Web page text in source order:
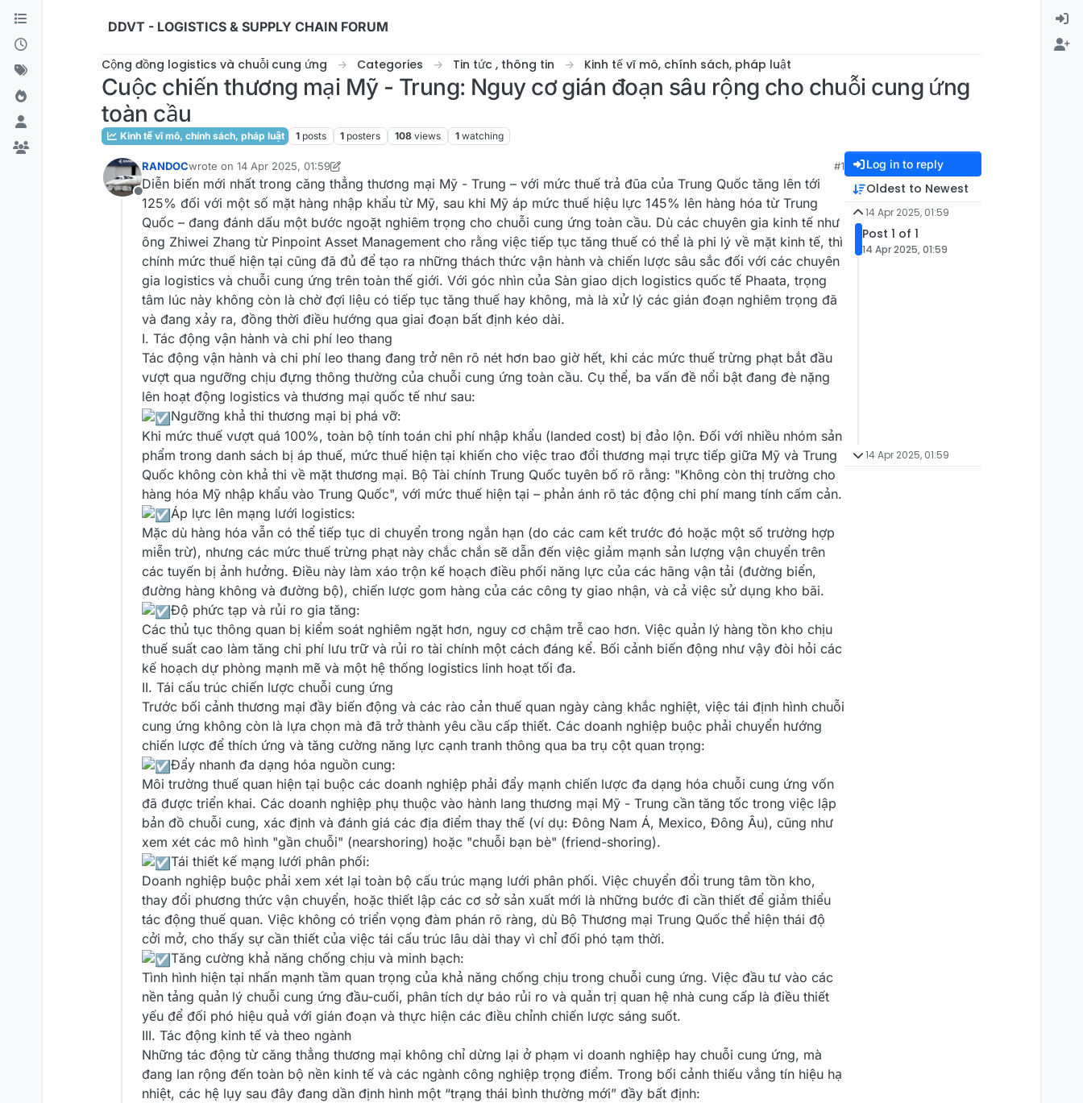
Skip to content
DDVT - LOGISTICS & SUPPLY CHAIN FORUM
Cộng đồng logistics và chuỗi cung ứng Categories Tin tức , thông tin Kinh tế vĩ mô, chính sách, pháp luật
Cuộc chiến thương mại Mỹ - Trung: Nguy cơ gián đoạn sâu rộng cho chuỗi cung ứng
toàn cầu
Kinh tế vĩ mô, chính sách, pháp luật 1 posts 1 posters 108 views 1 watching
Offline
RANDOCwrote on 14 Apr 2025, 01:59
last edited by RANDOC
#1
Diễn biến mới nhất trong căng thẳng thương mại Mỹ - Trung – với mức thuế trả đũa của Trung Quốc tăng lên tới
125% đối với một số mặt hàng nhập khẩu từ Mỹ, sau khi Mỹ áp mức thuế hiệu lực 145% lên hàng hóa từ Trung
Quốc – đang đánh dấu một bước ngoặt nghiêm trọng cho chuỗi cung ứng toàn cầu. Dù các chuyên gia kinh tế như
ông Zhiwei Zhang từ Pinpoint Asset Management cho rằng việc tiếp tục tăng thuế có thể là phi lý về mặt kinh tế, thì
chính mức thuế hiện tại cũng đã đủ để tạo ra những thách thức vận hành và chiến lược sâu sắc đối với các chuyên
gia logistics và chuỗi cung ứng trên toàn thế giới. Với góc nhìn của Sàn giao dịch logistics quốc tế Phaata, trọng
tâm lúc này không còn là chờ đợi liệu có tiếp tục tăng thuế hay không, mà là xử lý các gián đoạn nghiêm trọng đã
và đang xảy ra, đồng thời điều hướng qua giai đoạn bất định kéo dài.
I. Tác động vận hành và chi phí leo thang
Tác động vận hành và chi phí leo thang đang trở nên rõ nét hơn bao giờ hết, khi các mức thuế trừng phạt bắt đầu
vượt qua ngưỡng chịu đựng thông thường của chuỗi cung ứng toàn cầu. Cụ thể, ba vấn đề nổi bật đang đè nặng
lên hoạt động logistics và thương mại quốc tế như sau:
️Ngưỡng khả thi thương mại bị phá vỡ:
Khi mức thuế vượt quá 100%, toàn bộ tính toán chi phí nhập khẩu (landed cost) bị đảo lộn. Đối với nhiều nhóm sản
phẩm trong danh sách bị áp thuế, mức thuế hiện tại khiến cho việc trao đổi thương mại trực tiếp giữa Mỹ và Trung
Quốc không còn khả thi về mặt thương mại. Bộ Tài chính Trung Quốc tuyên bố rõ rằng: "Không còn thị trường cho
hàng hóa Mỹ nhập khẩu vào Trung Quốc", với mức thuế hiện tại – phản ánh rõ tác động chi phí mang tính cấm cản.
️Áp lực lên mạng lưới logistics:
Mặc dù hàng hóa vẫn có thể tiếp tục di chuyển trong ngắn hạn (do các cam kết trước đó hoặc một số trường hợp
miễn trừ), nhưng các mức thuế trừng phạt này chắc chắn sẽ dẫn đến việc giảm mạnh sản lượng vận chuyển trên
các tuyến bị ảnh hưởng. Điều này làm xáo trộn kế hoạch điều phối năng lực của các hãng vận tải (đường biển,
đường hàng không và đường bộ), chiến lược gom hàng của các công ty giao nhận, và cả việc sử dụng kho bãi.
️Độ phức tạp và rủi ro gia tăng:
Các thủ tục thông quan bị kiểm soát nghiêm ngặt hơn, nguy cơ chậm trễ cao hơn. Việc quản lý hàng tồn kho chịu
thuế suất cao làm tăng chi phí lưu trữ và rủi ro tài chính một cách đáng kể. Bối cảnh biến động như vậy đòi hỏi các
kế hoạch dự phòng mạnh mẽ và một hệ thống logistics linh hoạt tối đa.
II. Tái cấu trúc chiến lược chuỗi cung ứng
Trước bối cảnh thương mại đầy biến động và các rào cản thuế quan ngày càng khắc nghiệt, việc tái định hình chuỗi
cung ứng không còn là lựa chọn mà đã trở thành yêu cầu cấp thiết. Các doanh nghiệp buộc phải chuyển hướng
chiến lược để thích ứng và tăng cường năng lực cạnh tranh thông qua ba trụ cột quan trọng:
️Đẩy nhanh đa dạng hóa nguồn cung:
Môi trường thuế quan hiện tại buộc các doanh nghiệp phải đẩy mạnh chiến lược đa dạng hóa chuỗi cung ứng vốn
đã được triển khai. Các doanh nghiệp phụ thuộc vào hành lang thương mại Mỹ - Trung cần tăng tốc trong việc lập
bản đồ chuỗi cung, xác định và đánh giá các địa điểm thay thế (ví dụ: Đông Nam Á, Mexico, Đông Âu), cũng như
xem xét các mô hình "gần chuỗi" (nearshoring) hoặc "chuỗi bạn bè" (friend-shoring).
️Tái thiết kế mạng lưới phân phối:
Doanh nghiệp buộc phải xem xét lại toàn bộ cấu trúc mạng lưới phân phối. Việc chuyển đổi trung tâm tồn kho,
thay đổi phương thức vận chuyển, hoặc thiết lập các cơ sở sản xuất mới là những bước đi cần thiết để giảm thiểu
tác động thuế quan. Việc không có triển vọng đàm phán rõ ràng, dù Bộ Thương mại Trung Quốc thể hiện thái độ
cởi mở, cho thấy sự cần thiết của việc tái cấu trúc lâu dài thay vì chỉ đối phó tạm thời.
️Tăng cường khả năng chống chịu và minh bạch:
Tình hình hiện tại nhấn mạnh tầm quan trọng của khả năng chống chịu trong chuỗi cung ứng. Việc đầu tư vào các
nền tảng quản lý chuỗi cung ứng đầu-cuối, phân tích dự báo rủi ro và quản trị quan hệ nhà cung cấp là điều thiết
yếu để đối phó hiệu quả với gián đoạn và thực hiện các điều chỉnh chiến lược sáng suốt.
III. Tác động kinh tế và theo ngành
Những tác động từ căng thẳng thương mại không chỉ dừng lại ở phạm vi doanh nghiệp hay chuỗi cung ứng, mà
đang lan rộng đến toàn bộ nền kinh tế và các ngành công nghiệp trọng điểm. Trong bối cảnh thiếu vắng tín hiệu hạ
nhiệt, các hệ lụy sau đây đang dần định hình một “trạng thái bình thường mới” đầy bất định:
Log in to reply
Oldest to Newest
14 Apr 2025, 01:59
Post 1 of 1
14 Apr 2025, 01:59
14 Apr 2025, 01:59